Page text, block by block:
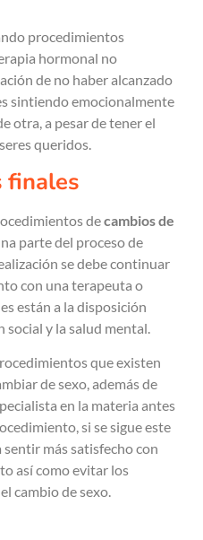
procedimientos
hormonal no
de no haber alcanzado
sintiendo emocionalmente
otra, a pesar de tener el
queridos.
finales
decambios de
parte del proceso de
se debe continuar
con una terapeuta o
están a la disposición
y la salud mental.
que existen
de sexo, además de
en la materia antes
si se sigue este
más satisfecho con
así como evitar los
cambio de sexo.